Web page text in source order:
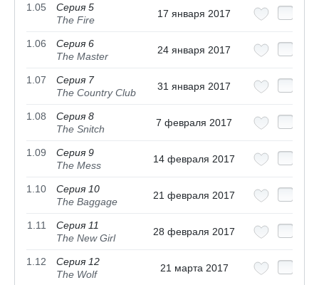
1.05
Серия 5
The Fire
17 января 2017
1.06
Серия 6
The Master
24 января 2017
1.07
Серия 7
The Country Club
31 января 2017
1.08
Серия 8
The Snitch
7 февраля 2017
1.09
Серия 9
The Mess
14 февраля 2017
1.10
Серия 10
The Baggage
21 февраля 2017
1.11
Серия 11
The New Girl
28 февраля 2017
1.12
Серия 12
The Wolf
21 марта 2017